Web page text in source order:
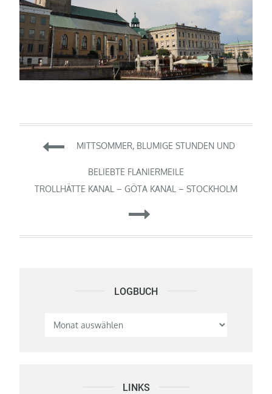
Beitragsnavigation
MITTSOMMER, BLUMIGE STUNDEN UND
BELIEBTE FLANIERMEILE
TROLLHÄTTE KANAL – GÖTA KANAL – STOCKHOLM
LOGBUCH Logbuch
LINKS